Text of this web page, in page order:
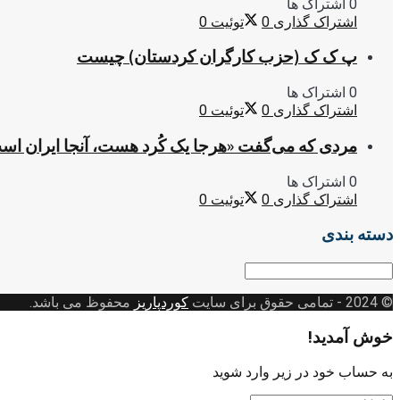
0 اشتراک ها
اشتراک گذاری 0 توئیت 0
پ ک ک (حزب کارگران کردستان) چیست
0 اشتراک ها
اشتراک گذاری 0 توئیت 0
مردی که می‌گفت «هرجا یک کُرد هست، آنجا ایران
0 اشتراک ها
اشتراک گذاری 0 توئیت 0
دسته بندی
دسته
© 2024
- تمامی حقوق برای سایت کوردپاریز محفوظ می باشد.
خوش آمدید!
به حساب خود در زیر وارد شوید